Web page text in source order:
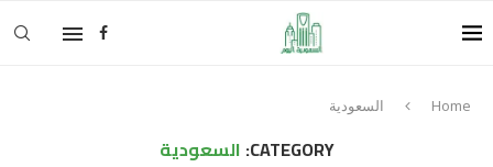
Home السعودية
CATEGORY: السعودية